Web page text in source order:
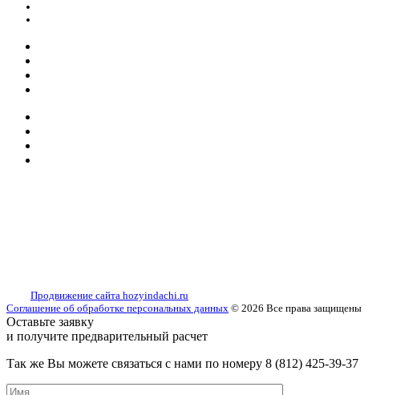
Продвижение сайта hozyindachi.ru
Соглашение об обработке персональных данных © 2026 Все права защищены
Оставьте заявку
и получите предварительный расчет
Так жe Вы можeтe связаться с нами по номeру 8 (812) 425-39-37